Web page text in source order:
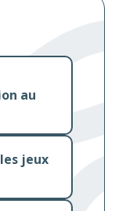
au
jeux